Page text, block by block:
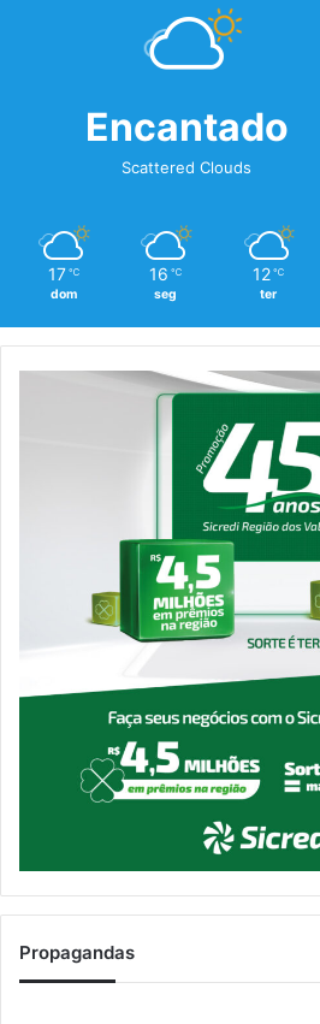
Encantado
Scattered Clouds
17 ℃
dom
16 ℃
seg
12 ℃
ter
Propagandas